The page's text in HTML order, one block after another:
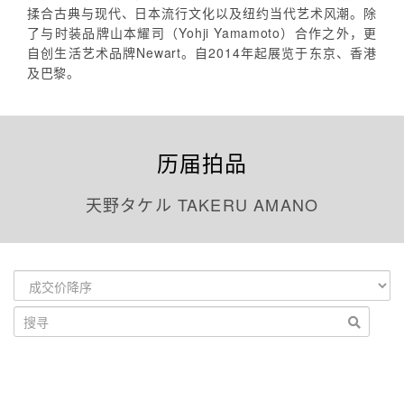
揉合古典与现代、日本流行文化以及纽约当代艺术风潮。除
了与时装品牌山本耀司（Yohji Yamamoto）合作之外，更
自创生活艺术品牌Newart。自2014年起展览于东京、香港
及巴黎。
历届拍品
天野タケル TAKERU AMANO